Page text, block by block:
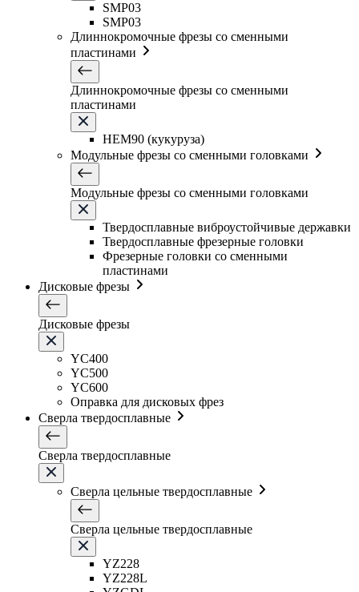
SMP03
SMP03
Длиннокромочные фрезы со сменными
пластинами
Длиннокромочные фрезы со сменными
пластинами
HEM90 (кукуруза)
Модульные фрезы со сменными головками
Модульные фрезы со сменными головками
Твердосплавные виброустойчивые державки
Твердосплавные фрезерные головки
Фрезерные головки со сменными
пластинами
Дисковые фрезы
Дисковые фрезы
YC400
YC500
YC600
Оправка для дисковых фрез
Сверла твердосплавные
Сверла твердосплавные
Сверла цельные твердосплавные
Сверла цельные твердосплавные
YZ228
YZ228L